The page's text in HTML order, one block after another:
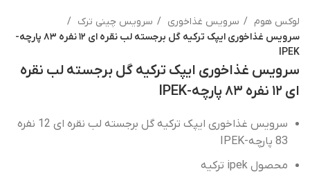
لوکس هوم سرویس غذاخوری
سرویس چینی ترک
سرویس غذاخوری ایپک ترکیه گل برجسته لب نقره ای ۱۲ نفره ۸۳ پارچه-
IPEK
سرویس غذاخوری ایپک ترکیه گل برجسته لب نقره
ای ۱۲ نفره ۸۳ پارچه-IPEK
سرویس غذاخوری ایپک ترکیه گل برجسته لب نقره ای 12 نفره
83 پارچه-IPEK
محصول ipek ترکیه